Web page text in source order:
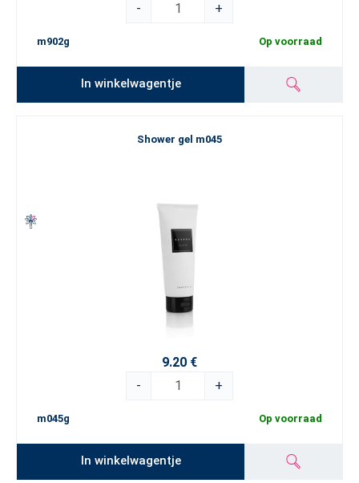
-
+
m902g Op voorraad
In winkelwagentje
Shower gel m045
9.20 €
-
+
m045g Op voorraad
In winkelwagentje